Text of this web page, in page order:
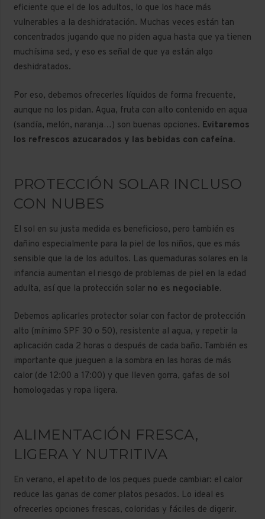
eficiente que el de los adultos, lo que los hace más
vulnerables a la deshidratación. Muchas veces están tan
concentrados jugando que no piden agua hasta que ya tienen
muchísima sed, y eso es señal de que ya están algo
deshidratados.
Por eso, debemos ofrecerles líquidos de forma frecuente,
aunque no los pidan. Agua, fruta con alto contenido en agua
(sandía, melón, naranja…) son buenas opciones. Evitaremos
los refrescos azucarados y las bebidas con cafeína.
PROTECCIÓN SOLAR INCLUSO
CON NUBES
El sol en su justa medida es beneficioso, pero también es
dañino especialmente para la piel de los niños, que es más
sensible que la de los adultos. Las quemaduras solares en la
infancia aumentan el riesgo de problemas de piel en la edad
adulta, así que la protección solar no es negociable.
Debemos aplicarles protector solar con factor de protección
alto (mínimo SPF 30 o 50), resistente al agua, y repetir la
aplicación cada 2 horas o después de cada baño. También es
importante que jueguen a la sombra en las horas de más
calor (de 12:00 a 17:00) y que lleven gorra, gafas de sol
homologadas y ropa ligera.
ALIMENTACIÓN FRESCA,
LIGERA Y NUTRITIVA
En verano, el apetito de los peques puede cambiar: el calor
reduce las ganas de comer platos pesados. Lo ideal es
ofrecerles opciones frescas, coloridas y fáciles de digerir.